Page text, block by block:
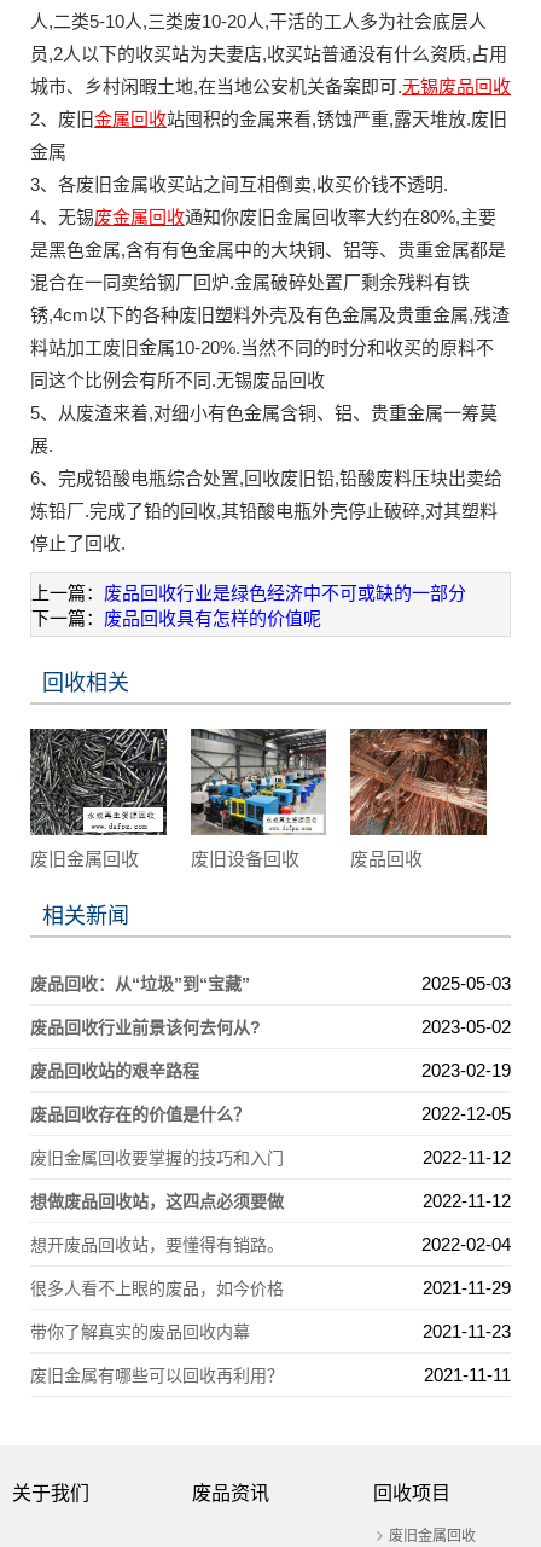
人,二类5-10人,三类废10-20人,干活的工人多为社会底层人
员,2人以下的收买站为夫妻店,收买站普通没有什么资质,占用
城市、乡村闲暇土地,在当地公安机关备案即可.无锡废品回收
2、废旧金属回收站囤积的金属来看,锈蚀严重,露天堆放.废旧
金属
3、各废旧金属收买站之间互相倒卖,收买价钱不透明.
4、无锡废金属回收通知你废旧金属回收率大约在80%,主要
是黑色金属,含有有色金属中的大块铜、铝等、贵重金属都是
混合在一同卖给钢厂回炉.金属破碎处置厂剩余残料有铁
锈,4cm以下的各种废旧塑料外壳及有色金属及贵重金属,残渣
料站加工废旧金属10-20%.当然不同的时分和收买的原料不
同这个比例会有所不同.无锡废品回收
5、从废渣来着,对细小有色金属含铜、铝、贵重金属一筹莫
展.
6、完成铅酸电瓶综合处置,回收废旧铅,铅酸废料压块出卖给
炼铅厂.完成了铅的回收,其铅酸电瓶外壳停止破碎,对其塑料
停止了回收.
上一篇： 废品回收行业是绿色经济中不可或缺的一部分
下一篇： 废品回收具有怎样的价值呢
回收相关
废旧金属回收 废旧设备回收 废品回收
相关新闻
废品回收：从“垃圾”到“宝藏” 2025-05-03
废品回收行业前景该何去何从? 2023-05-02
废品回收站的艰辛路程 2023-02-19
废品回收存在的价值是什么？ 2022-12-05
废旧金属回收要掌握的技巧和入门 2022-11-12
想做废品回收站，这四点必须要做 2022-11-12
想开废品回收站，要懂得有销路。 2022-02-04
很多人看不上眼的废品，如今价格 2021-11-29
带你了解真实的废品回收内幕 2021-11-23
废旧金属有哪些可以回收再利用？ 2021-11-11
关于我们 废品资讯 回收项目
废旧金属回收